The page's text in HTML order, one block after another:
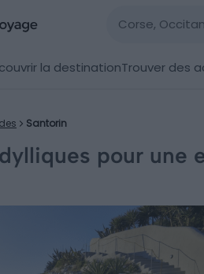
la destinationTrouver des
Santorin
pour une